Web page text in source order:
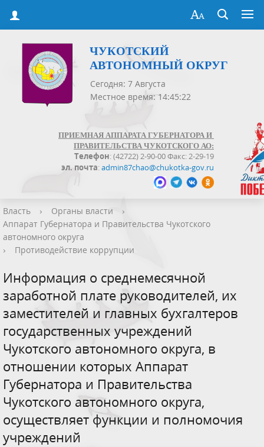
ЧУКОТСКИЙ
АВТОНОМНЫЙ ОКРУГ
Сегодня: 7 Августа
Местное время: 14:45:22
ПРИЕМНАЯ АППАРАТА ГУБЕРНАТОРА И
ПРАВИТЕЛЬСТВА ЧУКОТСКОГО АО:
Телефон: (42722) 2-90-00 Факс: 2-29-19
эл. почта:admin87chao@chukotka-gov.ru
Власть › Органы власти
›
Аппарат Губернатора и Правительства Чукотского
автономного округа
›
Противодействие коррупции
Информация о среднемесячной
заработной плате руководителей, их
заместителей и главных бухгалтеров
государственных учреждений
Чукотского автономного округа, в
отношении которых Аппарат
Губернатора и Правительства
Чукотского автономного округа,
осуществляет функции и полномочия
учреждений